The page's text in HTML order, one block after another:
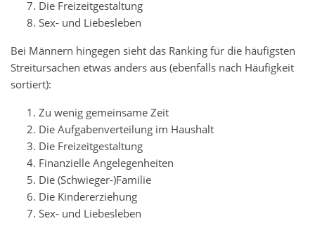
Die Freizeitgestaltung
Sex- und Liebesleben
Bei Männern hingegen sieht das Ranking für die häufigsten
Streitursachen etwas anders aus (ebenfalls nach Häufigkeit
sortiert):
Zu wenig gemeinsame Zeit
Die Aufgabenverteilung im Haushalt
Die Freizeitgestaltung
Finanzielle Angelegenheiten
Die (Schwieger-)Familie
Die Kindererziehung
Sex- und Liebesleben